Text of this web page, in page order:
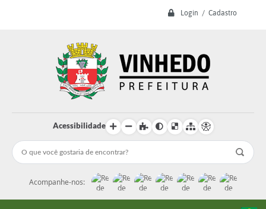
Login / Cadastro
Acessibilidade
Acompanhe-nos: